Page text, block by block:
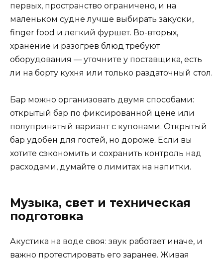
первых, пространство ограничено, и на
маленьком судне лучше выбирать закуски,
finger food и легкий фуршет. Во-вторых,
хранение и разогрев блюд требуют
оборудования — уточните у поставщика, есть
ли на борту кухня или только раздаточный стол.
Бар можно организовать двумя способами:
открытый бар по фиксированной цене или
полупринятый вариант с купонами. Открытый
бар удобен для гостей, но дороже. Если вы
хотите сэкономить и сохранить контроль над
расходами, думайте о лимитах на напитки.
Музыка, свет и техническая
подготовка
Акустика на воде своя: звук работает иначе, и
важно протестировать его заранее. Живая